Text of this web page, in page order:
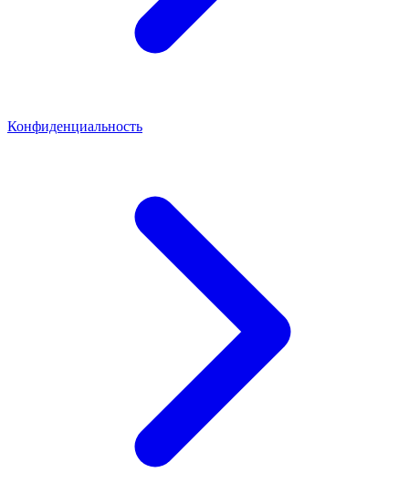
Конфиденциальность